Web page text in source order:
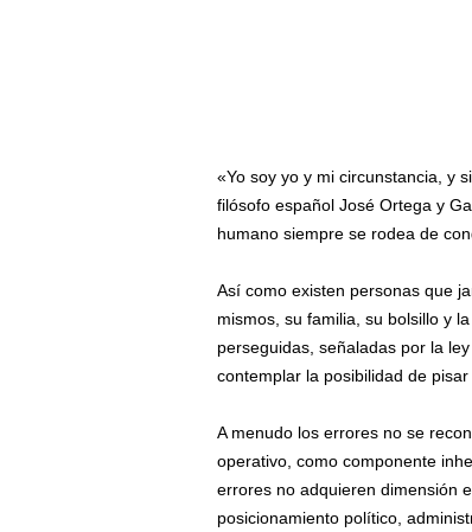
«Yo soy yo y mi circunstancia, y
filósofo español José Ortega y
humano siempre se rodea de
Así como existen personas que
mismos, su familia, su bolsillo y
perseguidas, señaladas por la
contemplar la posibilidad de
A menudo los errores no se
operativo, como componente
errores no adquieren dimensión
posicionamiento político,